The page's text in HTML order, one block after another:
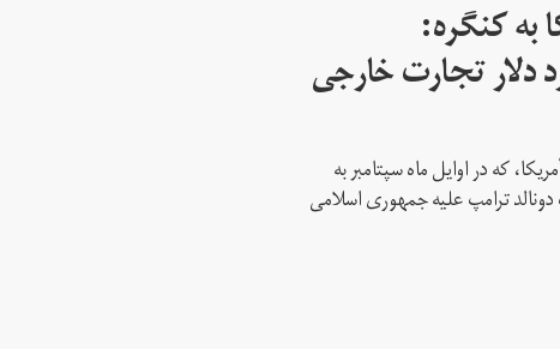
به کنگره:
میلیارد دلار تجارت خارجی
که در اوایل ماه سپتامبر به
ترامپ علیه جمهوری اسلامی